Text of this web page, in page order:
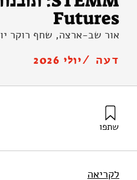
Futures
אור שב-ארצה, שחף רוקר
דעה /יולי 2026
שתפו
לקריאה